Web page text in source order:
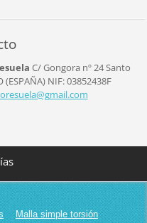
C/ Gongora nº 24Santo
(ESPAÑA) NIF: 03852438F
esuela@gmail.com
Malla simple torsión